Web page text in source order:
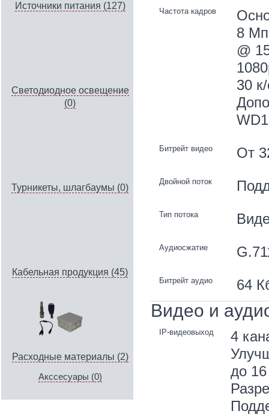
Источники питания (127)
Светодиодное освещение
(0)
Турникеты, шлагбаумы (0)
Кабельная продукция (45)
Расходные материалы (2)
Акссесуары (0)
Частота кадров
8
@
30
Битрейт видео От
Двойной поток
Тип потока
Аудиосжатие
Битрейт аудио 64
Видео и
IP-видеовыход
4
до